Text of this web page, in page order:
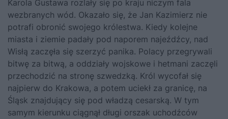
Karola Gustawa rozlały się po kraju niczym fala
wezbranych wód. Okazało się, że Jan Kazimierz nie
potrafi obronić swojego królestwa. Kiedy kolejne
miasta i ziemie padały pod naporem najeźdźcy, nad
Wisłą zaczęła się szerzyć panika. Polacy przegrywali
bitwę za bitwą, a oddziały wojskowe i hetmani zaczęli
przechodzić na stronę szwedzką. Król wycofał się
najpierw do Krakowa, a potem uciekł za granicę, na
Śląsk znajdujący się pod władzą cesarską. W tym
samym kierunku ciągnął długi orszak uchodźców